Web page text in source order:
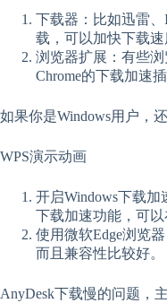
下载器：比如迅雷
载，可以加快下载速
浏览器扩展：有些
Chrome的下载加速插
如果你是Windows用户，
WPS演示动画
开启Windows下载加
下载加速功能，可以
使用微软Edge浏览
而且兼容性比较好。
AnyDesk下载慢的问题，